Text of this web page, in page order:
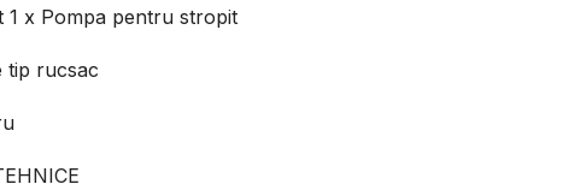
1 x Pompa pentru stropit
tip rucsac